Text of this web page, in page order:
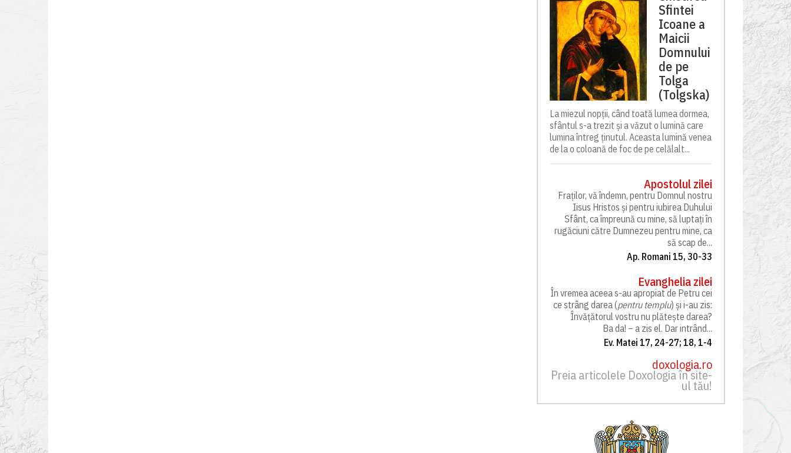
Sfintei
Icoane a
Maicii
Domnului
de pe
Tolga
(Tolgska)
La miezul nopții, când toată lumea dormea,
sfântul s-a trezit și a văzut o lumină care
lumina întreg ținutul. Aceasta lumină venea
de la o coloană de foc de pe celălalt...
Apostolul zilei
Fraților, vă îndemn, pentru Domnul nostru
Iisus Hristos și pentru iubirea Duhului
Sfânt, ca împreună cu mine, să luptați în
rugăciuni către Dumnezeu pentru mine, ca
să scap de...
Ap. Romani 15, 30-33
Evanghelia zilei
În vremea aceea s-au apropiat de Petru cei
ce strâng darea (pentru templu) și i-au zis:
Învățătorul vostru nu plătește darea?
Ba da! – a zis el. Dar intrând...
Ev. Matei 17, 24-27; 18, 1-4
doxologia.ro
Preia articolele Doxologia în site-
ul tău!